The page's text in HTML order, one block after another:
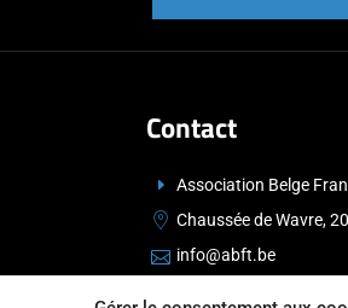
Contact
Association Belge
Chaussée de Wavre,
info@abft.be